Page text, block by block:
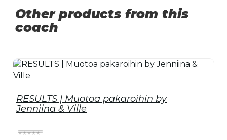
Other products from this
coach
RESULTS | Muotoa pakaroihin by
Jenniina & Ville